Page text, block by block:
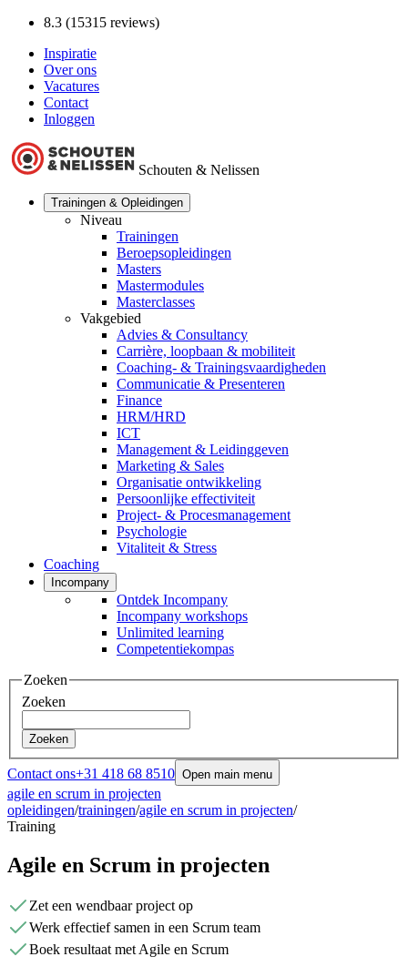
8.3 (15315 reviews)
Inspiratie
Over ons
Vacatures
Contact
Inloggen
Schouten & Nelissen
Trainingen & Opleidingen
Niveau
Trainingen
Beroepsopleidingen
Masters
Mastermodules
Masterclasses
Vakgebied
Advies & Consultancy
Carrière, loopbaan & mobiliteit
Coaching- & Trainingsvaardigheden
Communicatie & Presenteren
Finance
HRM/HRD
ICT
Management & Leidinggeven
Marketing & Sales
Organisatie ontwikkeling
Persoonlijke effectiviteit
Project- & Procesmanagement
Psychologie
Vitaliteit & Stress
Coaching
Incompany
Ontdek Incompany
Incompany workshops
Unlimited learning
Competentiekompas
Zoeken
Zoeken
Zoeken
Contact ons+31 418 68 8510 Open main menu
agile en scrum in projecten
opleidingen/trainingen/agile en scrum in projecten/
Training
Agile en Scrum in projecten
Zet een wendbaar project op
Werk effectief samen in een Scrum team
Boek resultaat met Agile en Scrum